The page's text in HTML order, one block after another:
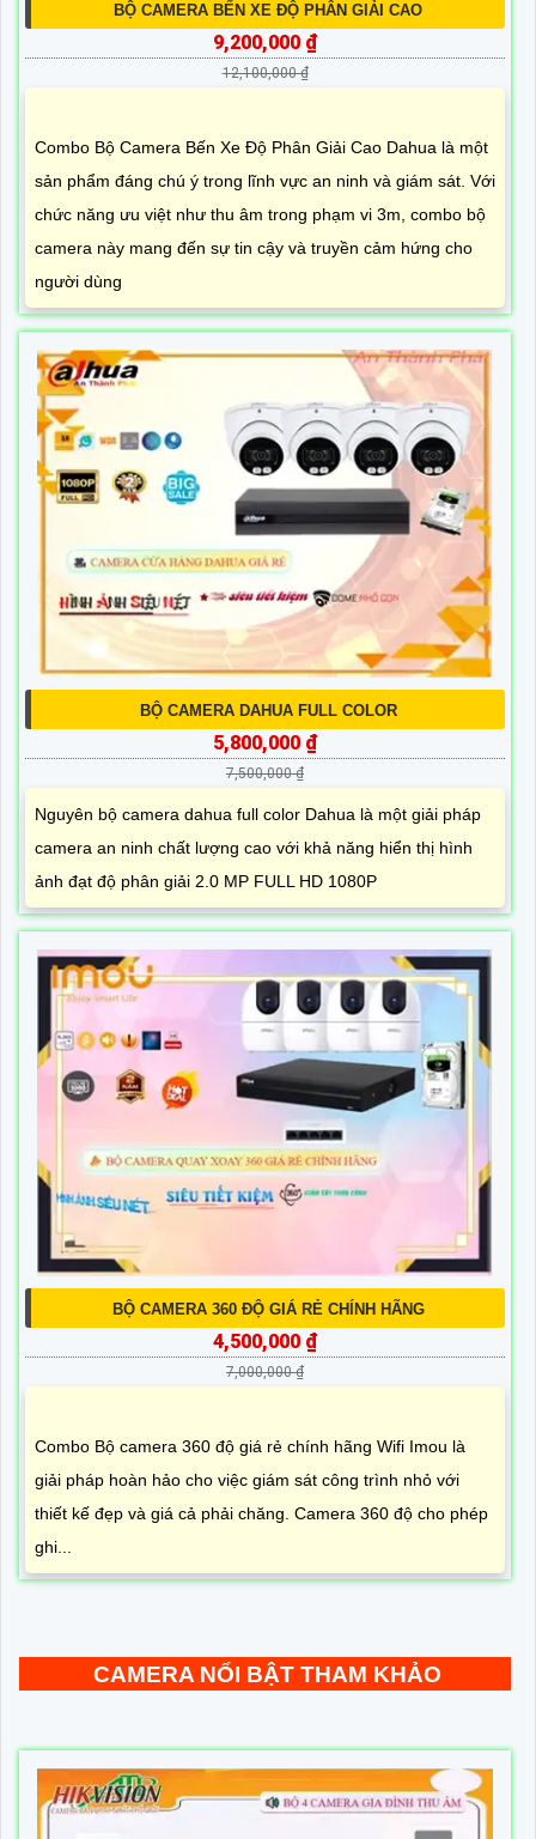
BỘ CAMERA BẾN XE ĐỘ PHÂN GIẢI CAO
9,200,000 ₫
12,100,000 ₫
Combo Bộ Camera Bến Xe Độ Phân Giải Cao Dahua là một
sản phẩm đáng chú ý trong lĩnh vực an ninh và giám sát. Với
chức năng ưu việt như thu âm trong phạm vi 3m, combo bộ
camera này mang đến sự tin cậy và truyền cảm hứng cho
người dùng
BỘ CAMERA DAHUA FULL COLOR
5,800,000 ₫
7,500,000 ₫
Nguyên bộ camera dahua full color Dahua là một giải pháp
camera an ninh chất lượng cao với khả năng hiển thị hình
ảnh đạt độ phân giải 2.0 MP FULL HD 1080P
BỘ CAMERA 360 ĐỘ GIÁ RẺ CHÍNH HÃNG
4,500,000 ₫
7,000,000 ₫
Combo Bộ camera 360 độ giá rẻ chính hãng Wifi Imou là
giải pháp hoàn hảo cho việc giám sát công trình nhỏ với
thiết kế đẹp và giá cả phải chăng. Camera 360 độ cho phép
ghi...
CAMERA NỔI BẬT THAM KHẢO